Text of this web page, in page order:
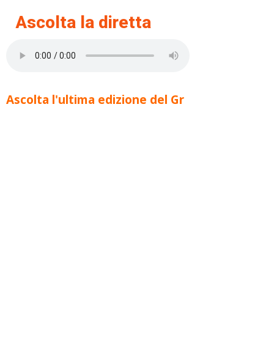
Ascolta la diretta
Ascolta l'ultima edizione del Gr